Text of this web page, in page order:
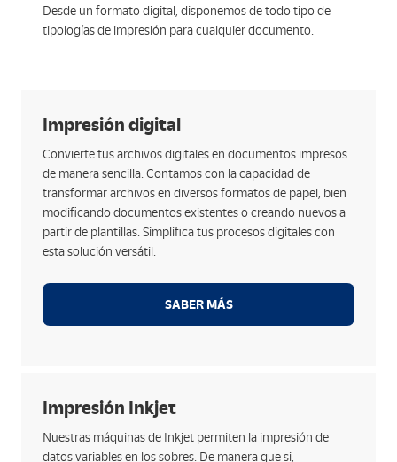
Desde un formato digital, disponemos de todo tipo de
tipologías de impresión para cualquier documento.
Impresión digital
Convierte tus archivos digitales en documentos impresos
de manera sencilla. Contamos con la capacidad de
transformar archivos en diversos formatos de papel, bien
modificando documentos existentes o creando nuevos a
partir de plantillas. Simplifica tus procesos digitales con
esta solución versátil.
SABER MÁS
Completa oferta de tipologías de impresión: hoja
suelta, bobina, impresión a diferentes tintas y
caras,...
Opciones de papel para cualquier necesidad: papel
offset, estucado, pre-impreso y diferentes
gramajes,...
ficheros preestablecidos.
Digitalización de documentos ya elaborados para su
impresión.
Impresión Inkjet
Nuestras máquinas de Inkjet permiten la impresión de
datos variables en los sobres. De manera que si,
Incorporación de direccionados en documentos y/o
sobres de manera única.